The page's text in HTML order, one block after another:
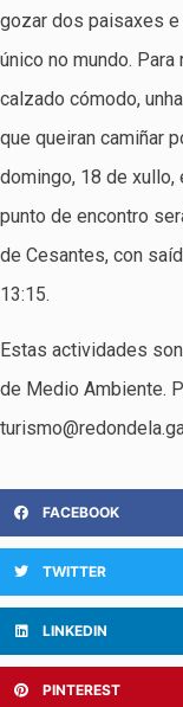
gozar dos paisaxes
único no mundo.
calzado cómodo,
que queiran camiñar
domingo, 18 de
punto de encontro
de Cesantes, con
13:15.
Estas actividades
de Medio Ambiente.
FACEBOOK
TWITTER
LINKEDIN
PINTEREST